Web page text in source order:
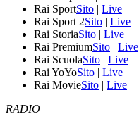
Rai SportSito | Live
Rai Sport 2Sito | Live
Rai StoriaSito | Live
Rai PremiumSito | Live
Rai ScuolaSito | Live
Rai YoYoSito | Live
Rai MovieSito | Live
RADIO